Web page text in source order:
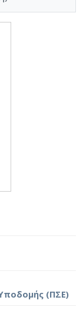
(ΠΣΕ)